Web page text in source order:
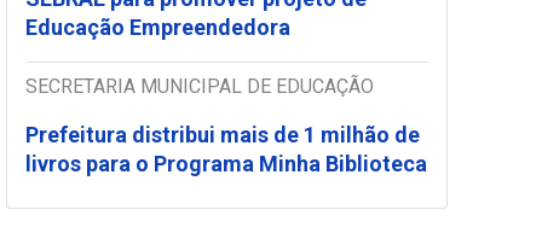
Educação Empreendedora
SECRETARIA MUNICIPAL DE EDUCAÇÃO
Prefeitura distribui mais de 1 milhão de
livros para o Programa Minha Biblioteca